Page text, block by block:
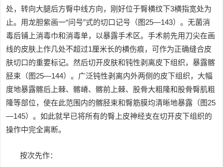
处，转向大腿后方臀中线方向，刚好位于臀横纹下3横指宽处为
止。用龙胆紫画一“问号”式的切口记号（图25—143）。无菌消
毒后铺上消毒巾和消毒单，以暴露手术区。手术前先用刀尖在画
线的皮肤上作几处不超过1厘米长的横伤痕，可作为正确缝合皮
肤切口的重要标记。然后切开皮肤和钝性剥离皮下组织，暴露髂
胫束（图25—144）。广泛钝性剥离内外两侧的皮下组织，大幅
度地暴露髂后上棘、髂嵴、髂前上棘、股骨大粗隆和股骨臀肌粗
隆等部位，使在此范围内的髂胫束和臀筋膜均清晰地暴露（图25
—145）。如此就早已将所有的臀上皮神经支在切开皮下组织的
操作中完全离断。
按次先作：